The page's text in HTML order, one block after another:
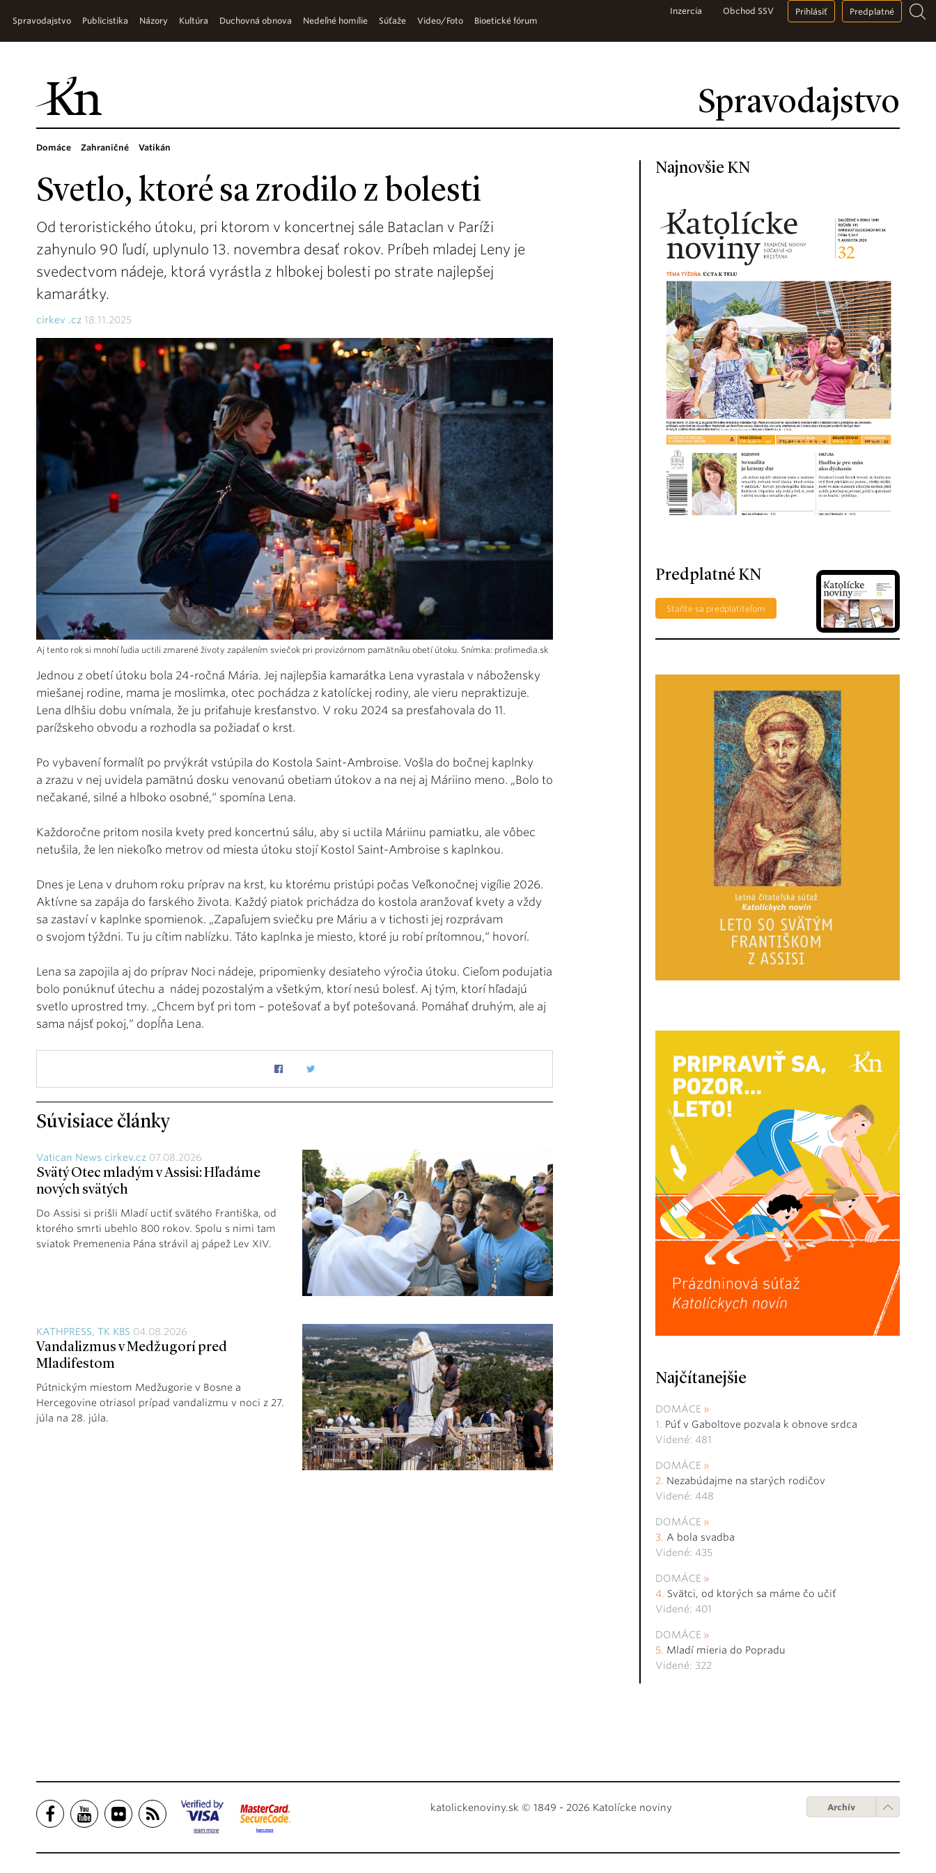
Spravodajstvo
Spravodajstvo Publicistika Názory Kultúra Duchovná obnova Nedeľné homílie Súťaže Video/Foto Bioetické fórum
Inzercia Obchod SSV Prihlásiť Predplatné
Domáce Zahraničné Vatikán
Svetlo, ktoré sa zrodilo z bolesti
Od teroristického útoku, pri ktorom v koncertnej sále Bataclan v Paríži
zahynulo 90 ľudí, uplynulo 13. novembra desať rokov. Príbeh mladej Leny je
svedectvom nádeje, ktorá vyrástla z hlbokej bolesti po strate najlepšej
kamarátky.
cirkev .cz 18.11.2025
Aj tento rok si mnohí ľudia uctili zmarené životy zapálením sviečok pri provizórnom pamätníku obetí útoku. Snímka: profimedia.sk
Jednou z obetí útoku bola 24-ročná Mária. Jej najlepšia kamarátka Lena vyrastala v nábožensky
miešanej rodine, mama je moslimka, otec pochádza z katolíckej rodiny, ale vieru nepraktizuje.
Lena dlhšiu dobu vnímala, že ju priťahuje kresťanstvo. V roku 2024 sa presťahovala do 11.
parížskeho obvodu a rozhodla sa požiadať o krst.
Po vybavení formalít po prvýkrát vstúpila do Kostola Saint-Ambroise. Vošla do bočnej kaplnky
a zrazu v nej uvidela pamätnú dosku venovanú obetiam útokov a na nej aj Máriino meno. „Bolo to
nečakané, silné a hlboko osobné,“ spomína Lena.
Každoročne pritom nosila kvety pred koncertnú sálu, aby si uctila Máriinu pamiatku, ale vôbec
netušila, že len niekoľko metrov od miesta útoku stojí Kostol Saint-Ambroise s kaplnkou.
Dnes je Lena v druhom roku príprav na krst, ku ktorému pristúpi počas Veľkonočnej vigílie 2026.
Aktívne sa zapája do farského života. Každý piatok prichádza do kostola aranžovať kvety a vždy
sa zastaví v kaplnke spomienok. „Zapaľujem sviečku pre Máriu a v tichosti jej rozprávam
o svojom týždni. Tu ju cítim nablízku. Táto kaplnka je miesto, ktoré ju robí prítomnou,“ hovorí.
Lena sa zapojila aj do príprav Noci nádeje, pripomienky desiateho výročia útoku. Cieľom podujatia
bolo ponúknuť útechu a nádej pozostalým a všetkým, ktorí nesú bolesť. Aj tým, ktorí hľadajú
svetlo uprostred tmy. „Chcem byť pri tom – potešovať a byť potešovaná. Pomáhať druhým, ale aj
sama nájsť pokoj,“ dopĺňa Lena.
Súvisiace články
Vatican News cirkev.cz 07.08.2026
Svätý Otec mladým v Assisi: Hľadáme
nových svätých
Do Assisi si prišli Mladí uctiť svätého Františka, od
ktorého smrti ubehlo 800 rokov. Spolu s nimi tam
sviatok Premenenia Pána strávil aj pápež Lev XIV.
KATHPRESS, TK KBS 04.08.2026
Vandalizmus v Medžugorí pred
Mladifestom
Pútnickým miestom Medžugorie v Bosne a
Hercegovine otriasol prípad vandalizmu v noci z 27.
júla na 28. júla.
Najnovšie KN
Predplatné KN
Staňte sa predplatiteľom
Najčítanejšie
DOMÁCE
Púť v Gaboltove pozvala k obnove srdca
Videné: 481
DOMÁCE
Nezabúdajme na starých rodičov
Videné: 448
DOMÁCE
A bola svadba
Videné: 435
DOMÁCE
Svätci, od ktorých sa máme čo učiť
Videné: 401
DOMÁCE
Mladí mieria do Popradu
Videné: 322
katolickenoviny.sk © 1849 - 2026 Katolícke noviny Archív